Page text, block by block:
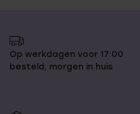
Op werkdagen voor 17:00
besteld, morgen in huis